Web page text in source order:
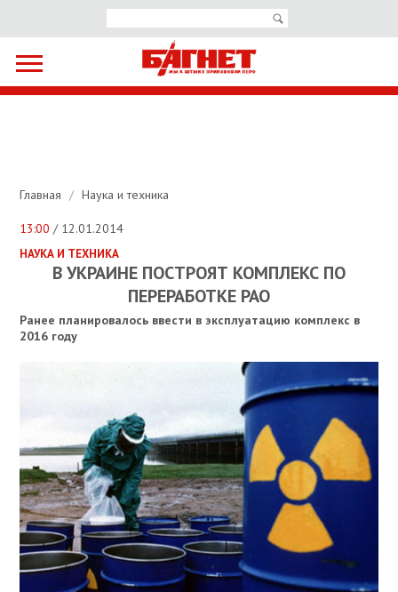
Главная / Наука и техника
13:00 / 12.01.2014
НАУКА И ТЕХНИКА
В УКРАИНЕ ПОСТРОЯТ КОМПЛЕКС ПО
ПЕРЕРАБОТКЕ РАО
Ранее планировалось ввести в эксплуатацию комплекс в
2016 году